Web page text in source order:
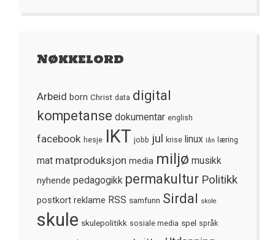
Nøkkelord
Arbeid born Christ data digital
kompetanse dokumentar english
facebook hesje IKT jobb jul krise linux lån læring
mat matproduksjon media miljø musikk
nyhende pedagogikk permakultur Politikk
postkort reklame RSS samfunn Sirdal skole
skule skulepolitikk sosiale media spel språk